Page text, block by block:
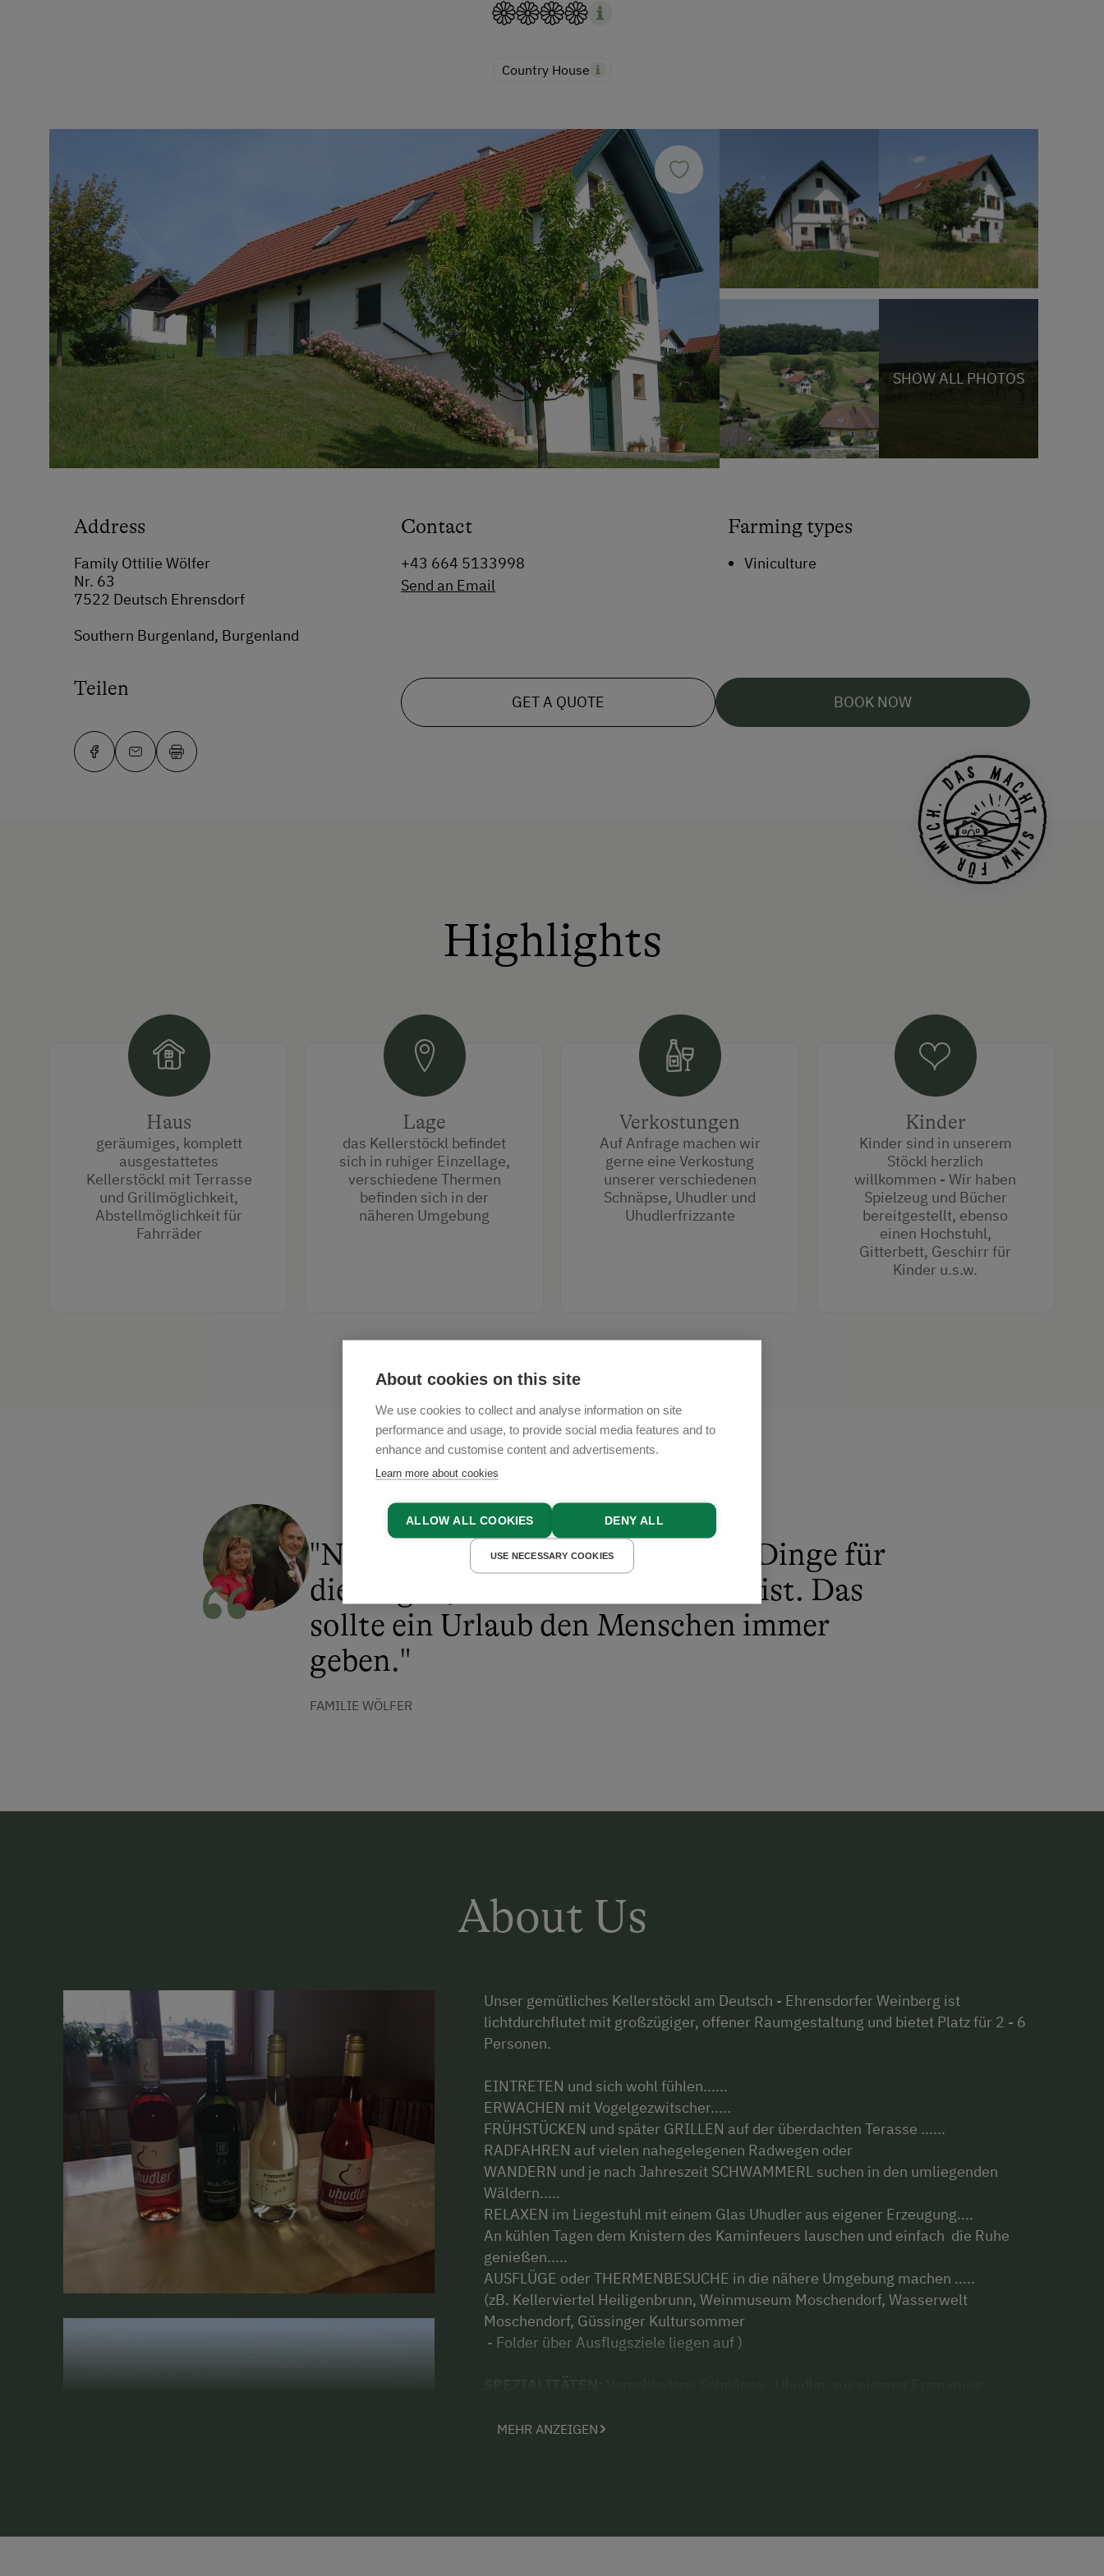
Country House
SHOW ALL PHOTOS
Address
Family Ottilie Wölfer
Nr. 63
7522 Deutsch Ehrensdorf
Southern Burgenland, Burgenland
Contact
+43 664 5133998
Send an Email
Farming types
Viniculture
Teilen
GET A QUOTE BOOK NOW
Highlights
Haus
geräumiges, komplett
ausgestattetes
Kellerstöckl mit Terrasse
und Grillmöglichkeit,
Abstellmöglichkeit für
Fahrräder
Lage
das Kellerstöckl befindet
sich in ruhiger Einzellage,
verschiedene Thermen
befinden sich in der
näheren Umgebung
Verkostungen
Auf Anfrage machen wir
gerne eine Verkostung
unserer verschiedenen
Schnäpse, Uhudler und
Uhudlerfrizzante
Kinder
Kinder sind in unserem
Stöckl herzlich
willkommen - Wir haben
Spielzeug und Bücher
bereitgestellt, ebenso
einen Hochstuhl,
Gitterbett, Geschirr für
Kinder u.s.w.
"Neue Luft für die Lungen, neue Dinge für
die Augen, neue Ideen für den Geist. Das
sollte ein Urlaub den Menschen immer
geben."
FAMILIE WÖLFER
About Us
Unser gemütliches Kellerstöckl am Deutsch - Ehrensdorfer Weinberg ist
lichtdurchflutet mit großzügiger, offener Raumgestaltung und bietet Platz für 2 - 6
Personen.
EINTRETEN und sich wohl fühlen......
ERWACHEN mit Vogelgezwitscher.....
FRÜHSTÜCKEN und später GRILLEN auf der überdachten Terasse ......
RADFAHREN auf vielen nahegelegenen Radwegen oder
WANDERN und je nach Jahreszeit SCHWAMMERL suchen in den umliegenden
Wäldern.....
RELAXEN im Liegestuhl mit einem Glas Uhudler aus eigener Erzeugung....
An kühlen Tagen dem Knistern des Kaminfeuers lauschen und einfach die Ruhe
genießen.....
AUSFLÜGE oder THERMENBESUCHE in die nähere Umgebung machen .....
(zB. Kellerviertel Heiligenbrunn, Weinmuseum Moschendorf, Wasserwelt
Moschendorf, Güssinger Kultursommer
- Folder über Ausflugsziele liegen auf )
Gitterbett ohne Aufpreis, Buschenschänken mit hausgemachten Spezialitäten in der
Rauchen ist nur im Freien gestattet
MEHR ANZEIGEN
About cookies on this site
We use cookies to collect and analyse information on site
performance and usage, to provide social media features and to
enhance and customise content and advertisements.
Learn more about cookies
ALLOW ALL COOKIES DENY ALL
USE NECESSARY COOKIES